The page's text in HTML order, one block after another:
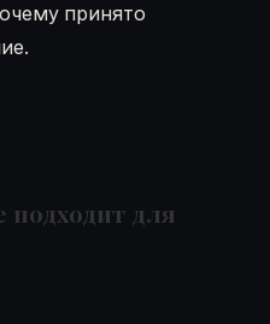
принято
подходит для